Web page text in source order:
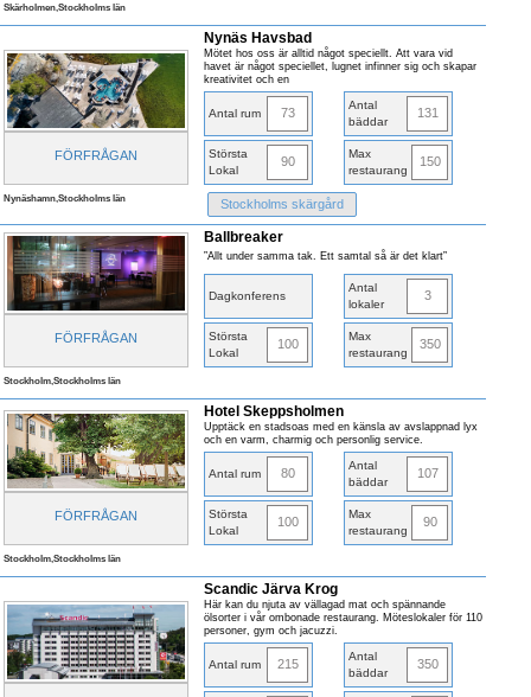
Skärholmen,Stockholms län
FÖRFRÅGAN
Nynäs Havsbad
Mötet hos oss är alltid något speciellt. Att vara vid
havet är något speciellet, lugnet infinner sig och skapar
kreativitet och en
Antal rum 73
Antal
bäddar
131
Största
Lokal
90
Max
restaurang
150
Nynäshamn,Stockholms län Stockholms skärgård
FÖRFRÅGAN
Ballbreaker
”Allt under samma tak. Ett samtal så är det klart”
Dagkonferens
Antal
lokaler
3
Största
Lokal
100
Max
restaurang
350
Stockholm,Stockholms län
FÖRFRÅGAN
Hotel Skeppsholmen
Upptäck en stadsoas med en känsla av avslappnad lyx
och en varm, charmig och personlig service.
Antal rum 80
Antal
bäddar
107
Största
Lokal
100
Max
restaurang
90
Stockholm,Stockholms län
Scandic Järva Krog
Här kan du njuta av vällagad mat och spännande
ölsorter i vår ombonade restaurang. Möteslokaler för 110
personer, gym och jacuzzi.
Antal rum 215
Antal
bäddar
350